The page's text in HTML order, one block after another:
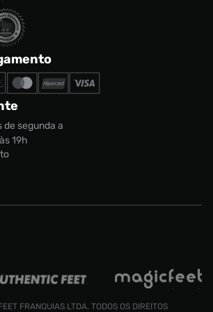
de segunda a
19h
FRANQUIAS LTDA. TODOS OS DIREITOS